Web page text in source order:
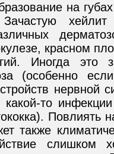
на
красном
Иногда это
(особенно
нервной
то
Повлиять
также
слишком